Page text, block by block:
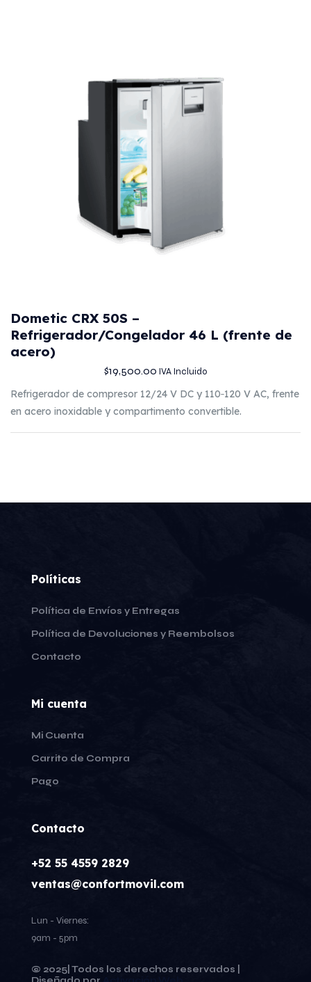
Dometic CRX 50S –
Refrigerador/Congelador 46 L (frente de
acero)
$19,500.00 IVA Incluido
Refrigerador de compresor 12/24 V DC y 110‑120 V AC, frente
en acero inoxidable y compartimento convertible.
Políticas
Política de Envíos y Entregas
Política de Devoluciones y Reembolsos
Contacto
Mi cuenta
Mi Cuenta
Carrito de Compra
Pago
Contacto
+52 55 4559 2829
ventas@confortmovil.com
Lun - Viernes:
9am - 5pm
© 2025| Todos los derechos reservados |